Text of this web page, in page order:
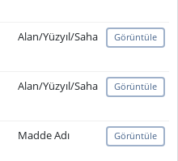
Alan/Yüzyıl/Saha Görüntüle
Alan/Yüzyıl/Saha Görüntüle
Madde Adı Görüntüle